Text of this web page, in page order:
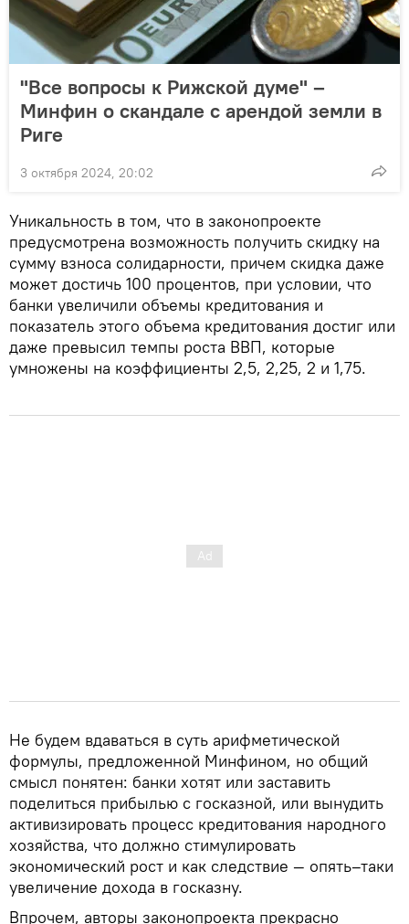
"Все вопросы к Рижской думе" –
Минфин о скандале с арендой земли в
Риге
3 октября 2024, 20:02
Уникальность в том, что в законопроекте
предусмотрена возможность получить скидку на
сумму взноса солидарности, причем скидка даже
может достичь 100 процентов, при условии, что
банки увеличили объемы кредитования и
показатель этого объема кредитования достиг или
даже превысил темпы роста ВВП, которые
умножены на коэффициенты 2,5, 2,25, 2 и 1,75.
Не будем вдаваться в суть арифметической
формулы, предложенной Минфином, но общий
смысл понятен: банки хотят или заставить
поделиться прибылью с госказной, или вынудить
активизировать процесс кредитования народного
хозяйства, что должно стимулировать
экономический рост и как следствие — опять–таки
увеличение дохода в госказну.
Впрочем, авторы законопроекта прекрасно